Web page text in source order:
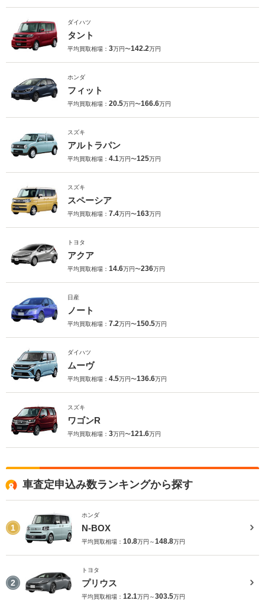
ダイハツ
タント
平均買取相場： 3万円〜142.2万円
ホンダ
フィット
平均買取相場： 20.5万円〜166.6万円
スズキ
アルトラパン
平均買取相場： 4.1万円〜125万円
スズキ
スペーシア
平均買取相場： 7.4万円〜163万円
トヨタ
アクア
平均買取相場： 14.6万円〜236万円
日産
ノート
平均買取相場： 7.2万円〜150.5万円
ダイハツ
ムーヴ
平均買取相場： 4.5万円〜136.6万円
スズキ
ワゴンR
平均買取相場： 3万円〜121.6万円
車査定申込み数ランキングから探す
1
ホンダ
N-BOX
平均買取相場： 10.8万円～148.8万円
2
トヨタ
プリウス
平均買取相場： 12.1万円～303.5万円